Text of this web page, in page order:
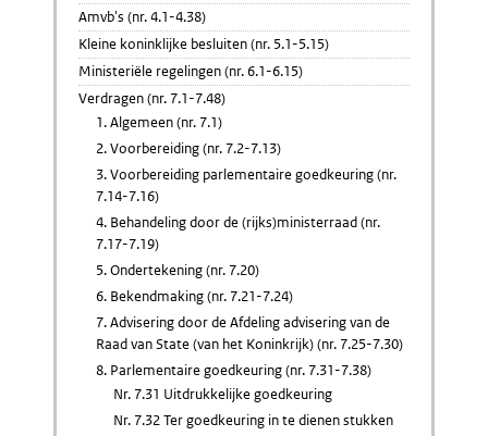
Amvb's (nr. 4.1-4.38)
Kleine koninklijke besluiten (nr. 5.1-5.15)
Ministeriële regelingen (nr. 6.1-6.15)
Verdragen (nr. 7.1-7.48)
1. Algemeen (nr. 7.1)
2. Voorbereiding (nr. 7.2-7.13)
3. Voorbereiding parlementaire goedkeuring (nr.
7.14-7.16)
4. Behandeling door de (rijks)ministerraad (nr.
7.17-7.19)
5. Ondertekening (nr. 7.20)
6. Bekendmaking (nr. 7.21-7.24)
7. Advisering door de Afdeling advisering van de
Raad van State (van het Koninkrijk) (nr. 7.25-7.30)
8. Parlementaire goedkeuring (nr. 7.31-7.38)
Nr. 7.31 Uitdrukkelijke goedkeuring
Nr. 7.32 Ter goedkeuring in te dienen stukken